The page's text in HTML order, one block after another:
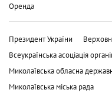
Оренда
Президент України
Всеукраїнська асоціація
Миколаївська обласна
Миколаївська міська рада